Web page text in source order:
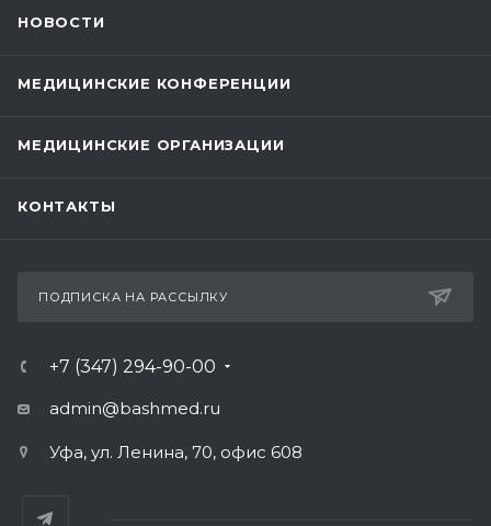
НОВОСТИ
МЕДИЦИНСКИЕ КОНФЕРЕНЦИИ
МЕДИЦИНСКИЕ ОРГАНИЗАЦИИ
КОНТАКТЫ
ПОДПИСКА НА РАССЫЛКУ
+7 (347) 294-90-00
admin@bashmed.ru
Уфа, ул. Ленина, 70, офис 608